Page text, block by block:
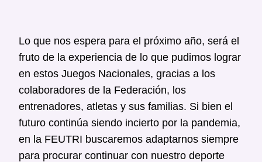
Lo que nos espera para el próximo año, será el
fruto de la experiencia de lo que pudimos lograr
en estos Juegos Nacionales, gracias a los
colaboradores de la Federación, los
entrenadores, atletas y sus familias. Si bien el
futuro continúa siendo incierto por la pandemia,
en la FEUTRI buscaremos adaptarnos siempre
para procurar continuar con nuestro deporte